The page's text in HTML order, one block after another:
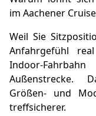
im Aachener
Weil Sie
Anfahrgefühl
Indoor-
Außenstrecke.
Größen- und
treffsicherer.